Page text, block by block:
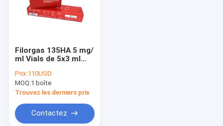
remplisseurs de ride d'acide hyaluronique
Les remplisseurs cutanés font face au remplisseur
Grosses injections de dissolution
Injection de Filorga 135HA
Filorgas 135HA 5 mg/
ml Vials de 5x3 ml
Prix:110USD
MOQ:1 boîte
Trouvez les derniers prix
Contactez